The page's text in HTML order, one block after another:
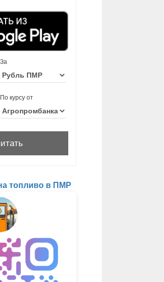
За
По курсу от
топливо в ПМР